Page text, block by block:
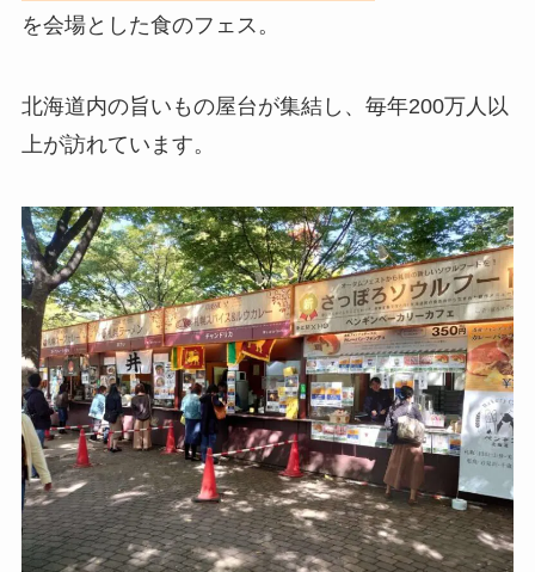
を会場とした食のフェス。
北海道内の旨いもの屋台が集結し、毎年200万人以
上が訪れています。